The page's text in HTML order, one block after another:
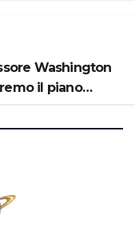
Washington
il piano